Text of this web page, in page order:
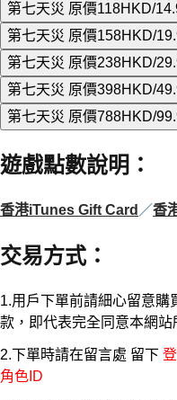
第七天災 原價118HKD/
第七天災 原價158HKD/
第七天災 原價238HKD/
第七天災 原價398HKD/
第七天災 原價788HKD/
遊戲點數說明 ：
香港iTunes Gift Card ／香
交易方式：
1.用戶下單前請細心留意購
款，即代表完全同意本網站
2.下單時請在留言處 留下
角色ID